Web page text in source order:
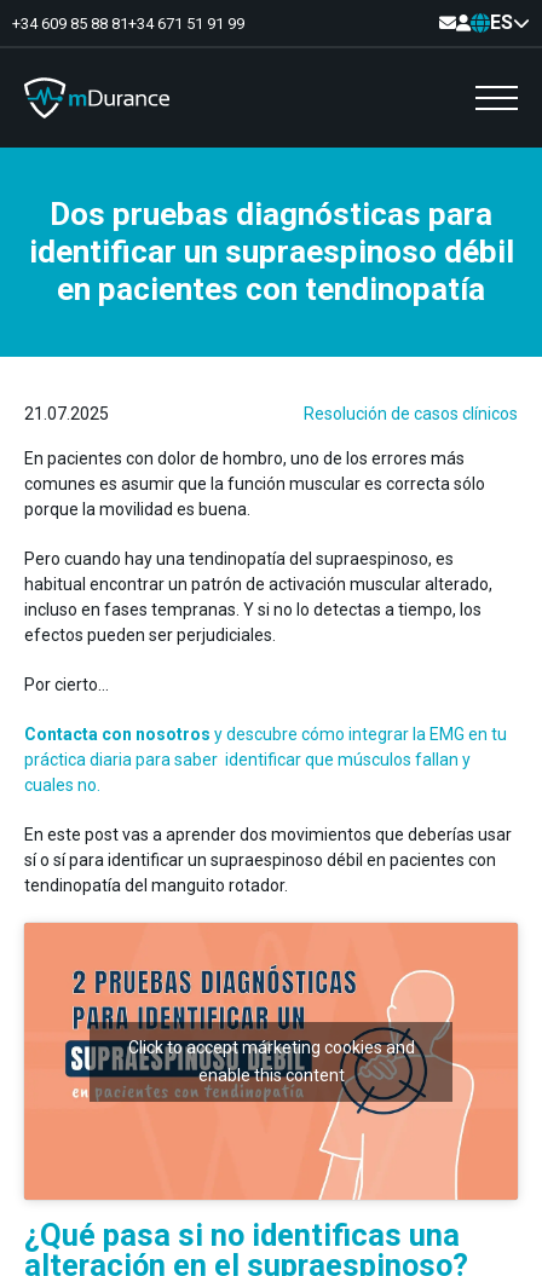
+34 609 85 88 81+34 671 51 91 99 ES
Tono basal
Déficits y excesos de activación
Sinergias musculares
Asimetrías musculares
Analítica muscular
Suelo pélvico
Neurología
Webinars
Casos de estudio
Investigaciones
Descargas
Dos pruebas diagnósticas para
identificar un supraespinoso débil
en pacientes con tendinopatía
21.07.2025 Resolución de casos clínicos
En pacientes con dolor de hombro, uno de los errores más
comunes es asumir que la función muscular es correcta sólo
porque la movilidad es buena.
Pero cuando hay una tendinopatía del supraespinoso, es
habitual encontrar un patrón de activación muscular alterado,
incluso en fases tempranas. Y si no lo detectas a tiempo, los
efectos pueden ser perjudiciales.
Por cierto…
Contacta con nosotros y descubre cómo integrar la EMG en tu
práctica diaria para saber identificar que músculos fallan y
cuales no.
En este post vas a aprender dos movimientos que deberías usar
sí o sí para identificar un supraespinoso débil en pacientes con
tendinopatía del manguito rotador.
Click to accept márketing cookies and
enable this content
¿Qué pasa si no identificas una
alteración en el supraespinoso?